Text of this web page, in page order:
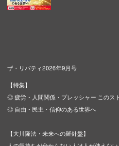
ザ・リバティ2026年9月号
【特集】
◎ 疲労・人間関係・プレッシャー このス
◎ 自由・民主・信仰のある世界へ
【大川隆法・未来への羅針盤】